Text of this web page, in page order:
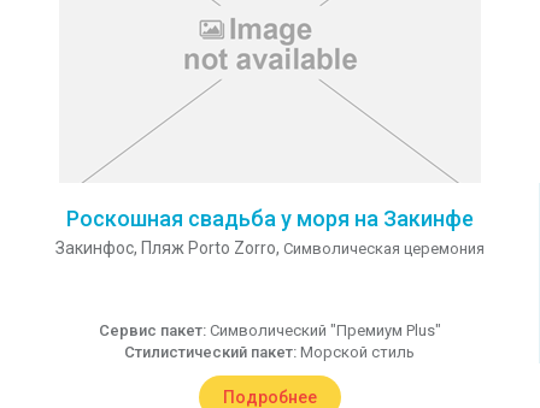
Роскошная свадьба у моря на Закинфе
Закинфос, Пляж Porto Zorro, Символическая церемония
Сервис пакет: Символический "Премиум Plus"
Стилистический пакет: Морской стиль
Подробнее